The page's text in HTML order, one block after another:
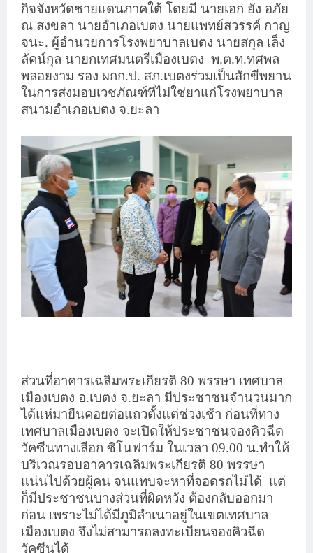
กิจจังหวัดชายแดนภาคใต้ โดยมี นายเอก ยัง อภัย
ณ สงขลา นายอำเภอเบตง นายแพทย์สวรรค์ กาญ
จนะ. ผู้อำนวยการโรงพยาบาลเบตง นายสกุล เล็ง
ลัคน์กุล นายกเทศมนตรีเมืองเบตง พ.ต.ท.ทศพล
พลอยงาม รอง ผกก.ป. สภ.เบตงร่วมเป็นสักขีพยาน
ในการส่งมอบเวชภัณฑ์ที่ไม่ใช่ยาแก่โรงพยาบาล
สนามอำเภอเบตง จ.ยะลา
ส่วนที่อาคารเฉลิมพระเกียรติ 80 พรรษา เทศบาล
เมืองเบตง อ.เบตง จ.ยะลา มีประชาชนจำนวนมาก
ได้แห่มายืนคอยต่อแถวตั้งแต่ช่วงเช้า ก่อนที่ทาง
เทศบาลเมืองเบตง จะเปิดให้ประชาชนจองคิวฉีด
วัคซีนทางเลือก ซิโนฟาร์ม ในเวลา 09.00 น.ทำให้
บริเวณรอบอาคารเฉลิมพระเกียรติ 80 พรรษา
แน่นไปด้วยผู้คน จนแทบจะหาที่จอดรถไม่ได้ แต่
ก็มีประชาชนบางส่วนที่ผิดหวัง ต้องกลับออกมา
ก่อน เพราะไม่ได้มีภูมิลำเนาอยู่ในเขตเทศบาล
เมืองเบตง จึงไม่สามารถลงทะเบียนจองคิวฉีด
วัคซีนได้